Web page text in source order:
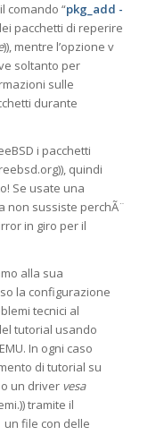
comando “pkg_add -
pacchetti di reperire
)), mentre l’opzione v
soltanto per
sulle
durante
i pacchetti
quindi
Se usate una
non sussiste perchÃ¨
in giro per il
alla sua
la configurazione
tecnici al
tutorial usando
In ogni caso
di tutorial su
un driver vesa
tramite il
un file con delle